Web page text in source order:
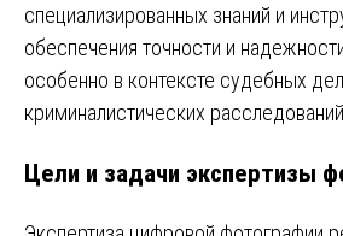
специализированных знаний и
обеспечения точности и
особенно в контексте судебных
криминалистических расследований.
Цели и задачи экспертизы